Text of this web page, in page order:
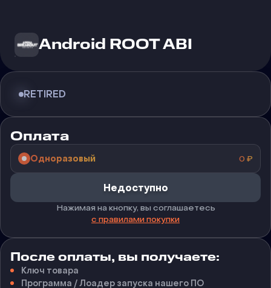
Android ROOT ABI
RETIRED
Оплата
Одноразовый 0 ₽
Недоступно
Нажимая на кнопку, вы соглашаетесь
с правилами покупки
После оплаты, вы получаете:
Ключ товара
Программа / Лоадер запуска нашего ПО